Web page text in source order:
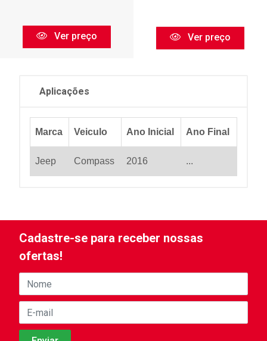
Ver preço Ver preço
Aplicações
Marca Veiculo Ano Inicial Ano Final
Jeep Compass 2016 ...
Cadastre-se para receber nossas
ofertas!